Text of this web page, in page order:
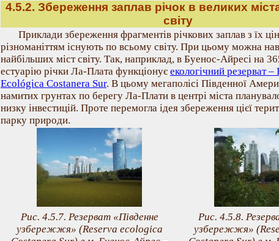
4.5.2. Збереження заплав річок в великих
світу
Приклади збереження фрагментів річкових заплав з їх
різноманіттям існують по всьому світу. При цьому можна
найбільших міст світу. Так, наприклад, в Буенос-Айресі на
естуарію річки Ла-Плата функціонує екологічний резерват –
Ecológica Costanera Sur. В цьому мегаполісі Південної
намитих грунтах по берегу Ла-Плати в центрі міста
низку інвестицій. Проте перемогла ідея збереження цієї
парку природи.
Рис. 4.5.7. Резерват «Південне
узбережжя» (Reserva ecologica
Рис. 4.5.8.
узбережжя»